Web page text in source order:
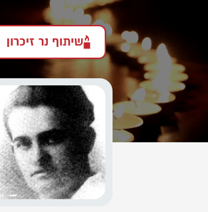
שיתוף נר זיכרון